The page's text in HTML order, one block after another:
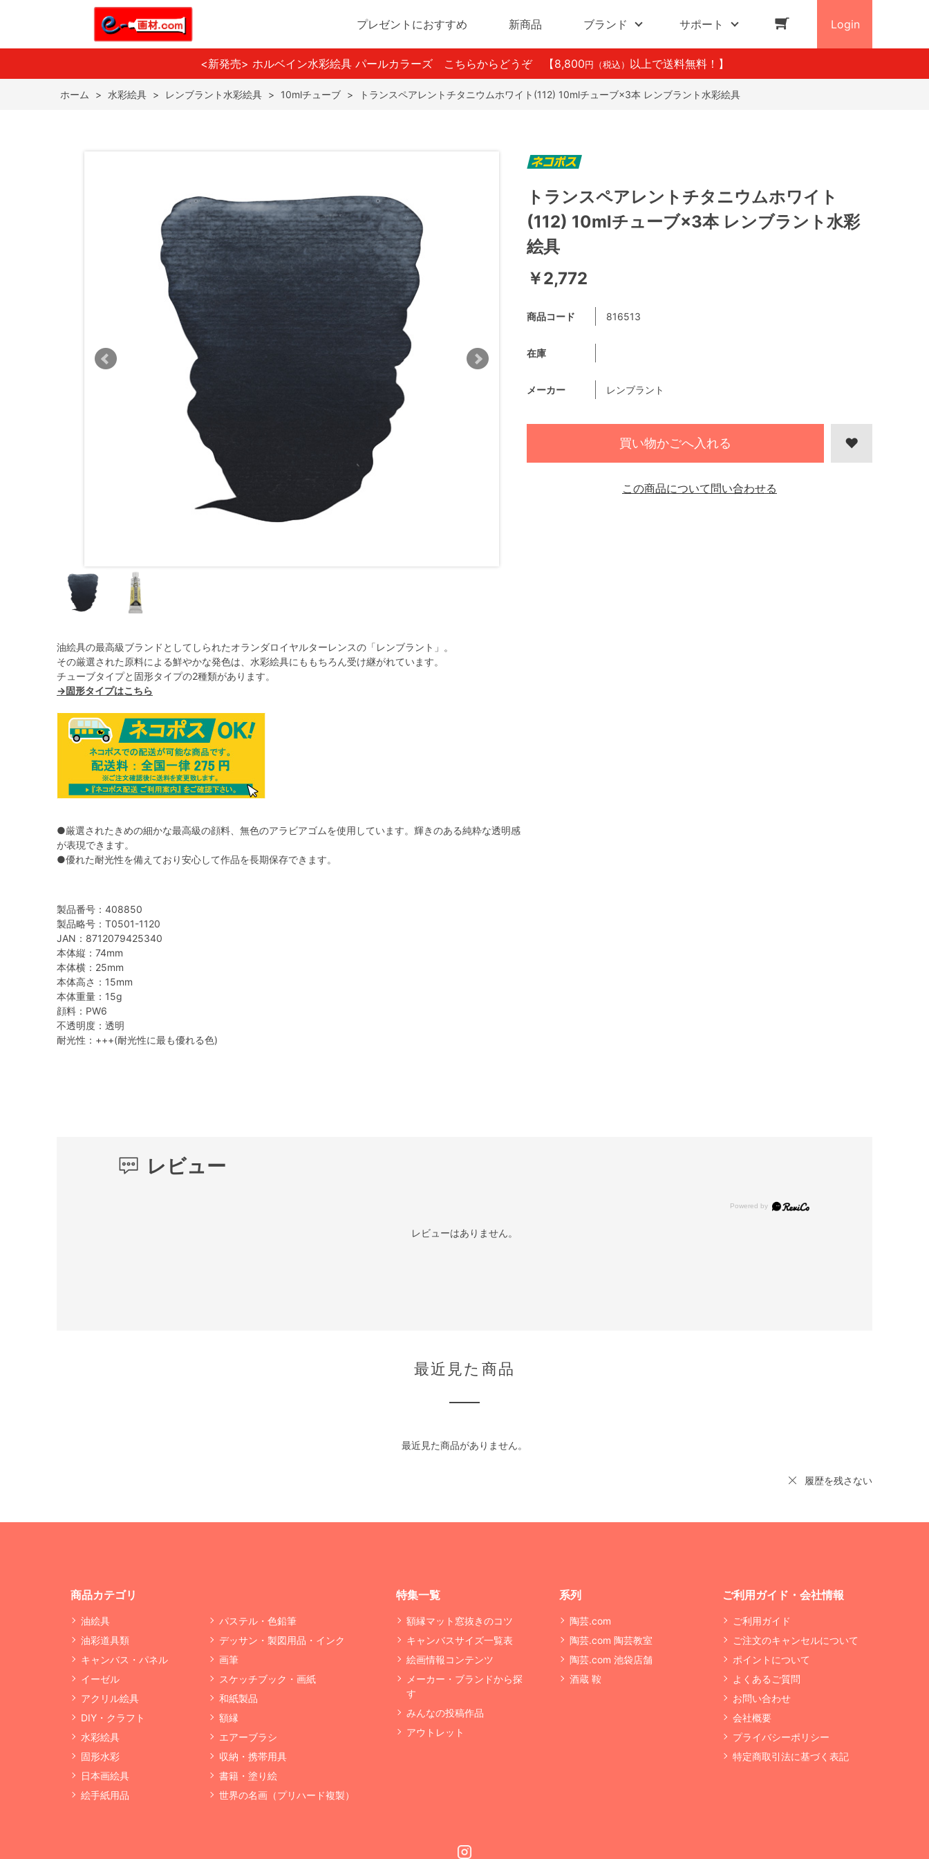
プレゼントにおすすめ 新商品 ブランド サポート Login
<新発売> ホルベイン水彩絵具 パールカラーズ こちらからどうぞ 【8,800 円（税込） 以上で送料無料！】
ホーム > 水彩絵具 > レンブラント水彩絵具 > 10mlチューブ > トランスペアレントチタニウムホワイト(112) 10mlチューブ×3本 レンブラント水彩絵具
油絵具の最高級ブランドとしてしられたオランダロイヤルターレンスの「レンブラント」。
その厳選された原料による鮮やかな発色は、水彩絵具にももちろん受け継がれています。
チューブタイプと固形タイプの2種類があります。
→固形タイプはこちら
●厳選されたきめの細かな最高級の顔料、無色のアラビアゴムを使用しています。輝きのある純粋な透明感
が表現できます。
●優れた耐光性を備えており安心して作品を長期保存できます。
製品番号：408850
製品略号：T0501-1120
JAN：8712079425340
本体縦：74mm
本体横：25mm
本体高さ：15mm
本体重量：15g
顔料：PW6
不透明度：透明
耐光性：+++(耐光性に最も優れる色)
トランスペアレントチタニウムホワイト
(112) 10mlチューブ×3本 レンブラント水彩
絵具
￥2,772
商品コード 816513
在庫
メーカー レンブラント
買い物かごへ入れる
この商品について問い合わせる
レビュー
レビューはありません。
最近見た商品
最近見た商品がありません。
履歴を残さない
商品カテゴリ
油絵具
油彩道具類
キャンバス・パネル
イーゼル
アクリル絵具
DIY・クラフト
水彩絵具
固形水彩
日本画絵具
絵手紙用品
パステル・色鉛筆
デッサン・製図用品・インク
画筆
スケッチブック・画紙
和紙製品
額縁
エアーブラシ
収納・携帯用具
書籍・塗り絵
世界の名画（プリハード複製）
特集一覧
額縁マット窓抜きのコツ
キャンバスサイズ一覧表
絵画情報コンテンツ
メーカー・ブランドから探
す
みんなの投稿作品
アウトレット
系列
陶芸.com
陶芸.com 陶芸教室
陶芸.com 池袋店舗
酒蔵 鞍
ご利用ガイド・会社情報
ご利用ガイド
ご注文のキャンセルについて
ポイントについて
よくあるご質問
お問い合わせ
会社概要
プライバシーポリシー
特定商取引法に基づく表記